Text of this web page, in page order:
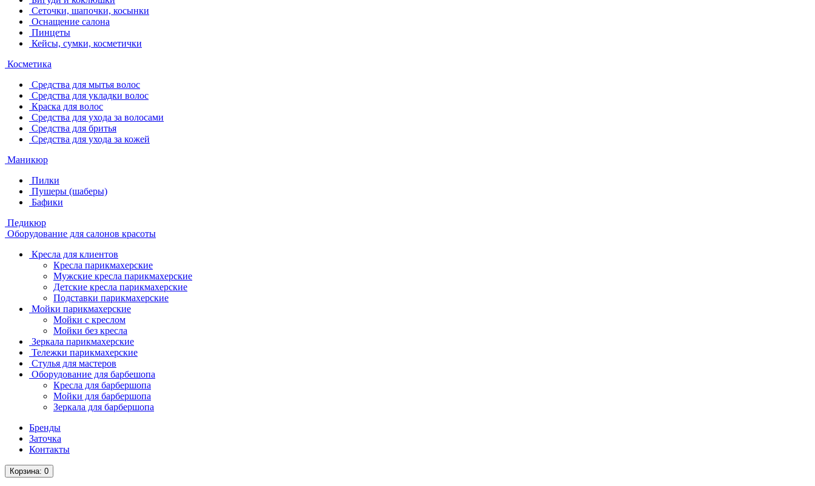
Сеточки, шапочки, косынки
Оснащение салона
Пинцеты
Кейсы, сумки, косметички
Косметика
Средства для мытья волос
Средства для укладки волос
Краска для волос
Средства для ухода за волосами
Средства для бритья
Средства для ухода за кожей
Маникюр
Пилки
Пушеры (шаберы)
Бафики
Педикюр
Оборудование для салонов красоты
Кресла для клиентов
Кресла парикмахерские
Мужские кресла парикмахерские
Детские кресла парикмахерские
Подставки парикмахерские
Мойки парикмахерские
Мойки с креслом
Мойки без кресла
Зеркала парикмахерские
Тележки парикмахерские
Стулья для мастеров
Оборудование для барбешопа
Кресла для барбершопа
Мойки для барбершопа
Зеркала для барбершопа
Бренды
Заточка
Контакты
Корзина: 0